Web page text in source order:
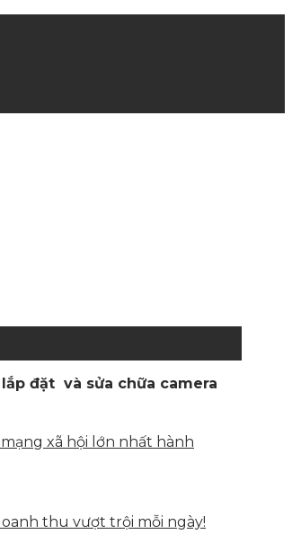
xã hội lớn nhất hành
thu vượt trội mỗi ngày!
đặt và sửa chữa camera